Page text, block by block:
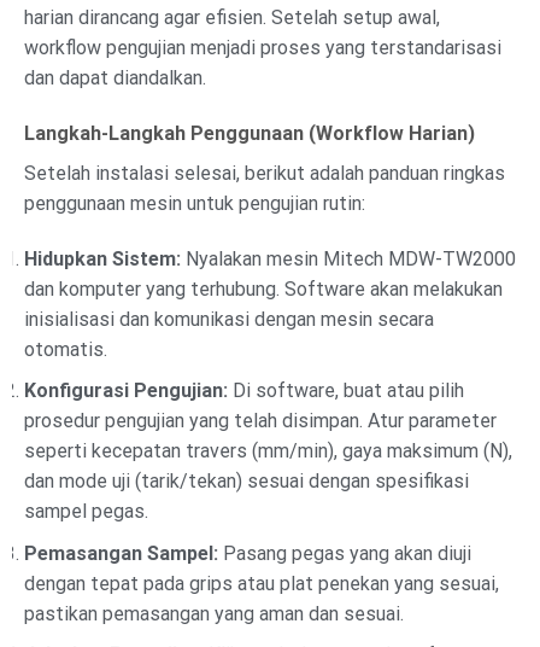
harian dirancang agar efisien. Setelah setup awal,
workflow pengujian menjadi proses yang terstandarisasi
dan dapat diandalkan.
Langkah-Langkah Penggunaan (Workflow Harian)
Setelah instalasi selesai, berikut adalah panduan ringkas
penggunaan mesin untuk pengujian rutin:
Hidupkan Sistem: Nyalakan mesin Mitech MDW-TW2000
dan komputer yang terhubung. Software akan melakukan
inisialisasi dan komunikasi dengan mesin secara
otomatis.
Konfigurasi Pengujian: Di software, buat atau pilih
prosedur pengujian yang telah disimpan. Atur parameter
seperti kecepatan travers (mm/min), gaya maksimum (N),
dan mode uji (tarik/tekan) sesuai dengan spesifikasi
sampel pegas.
Pemasangan Sampel: Pasang pegas yang akan diuji
dengan tepat pada grips atau plat penekan yang sesuai,
pastikan pemasangan yang aman dan sesuai.